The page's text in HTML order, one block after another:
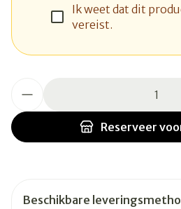
Ik weet dat dit
vereist.
Reserveer
Beschikbare